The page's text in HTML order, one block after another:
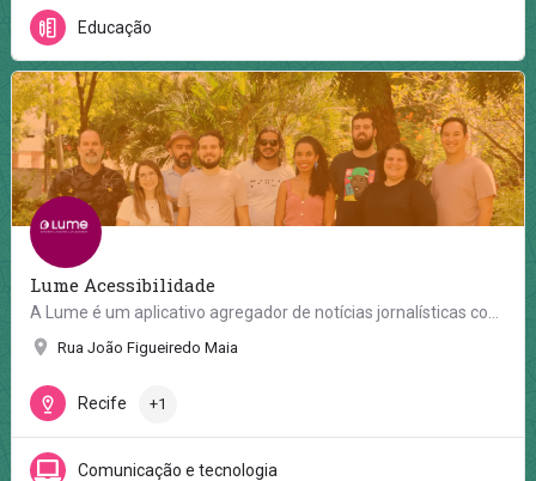
Educação
Lume Acessibilidade
Rua João Figueiredo Maia
Recife +1
Comunicação e tecnologia